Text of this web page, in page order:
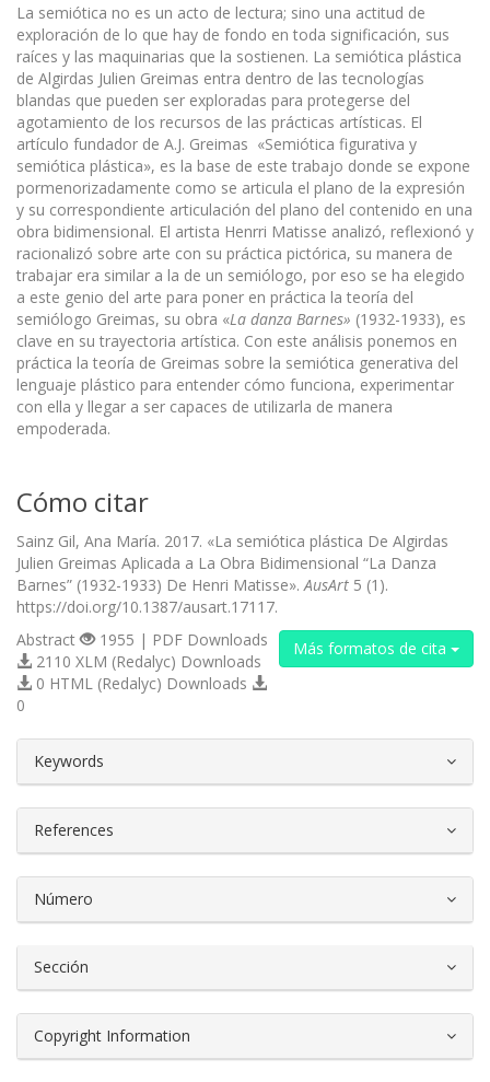
La semiótica no es un acto de lectura; sino una actitud de
exploración de lo que hay de fondo en toda significación, sus
raíces y las maquinarias que la sostienen. La semiótica plástica
de Algirdas Julien Greimas entra dentro de las tecnologías
blandas que pueden ser exploradas para protegerse del
agotamiento de los recursos de las prácticas artísticas. El
artículo fundador de A.J. Greimas «Semiótica figurativa y
semiótica plástica», es la base de este trabajo donde se expone
pormenorizadamente como se articula el plano de la expresión
y su correspondiente articulación del plano del contenido en una
obra bidimensional. El artista Henrri Matisse analizó, reflexionó y
racionalizó sobre arte con su práctica pictórica, su manera de
trabajar era similar a la de un semiólogo, por eso se ha elegido
a este genio del arte para poner en práctica la teoría del
semiólogo Greimas, su obra «La danza Barnes» (1932-1933), es
clave en su trayectoria artística. Con este análisis ponemos en
práctica la teoría de Greimas sobre la semiótica generativa del
lenguaje plástico para entender cómo funciona, experimentar
con ella y llegar a ser capaces de utilizarla de manera
empoderada.
Cómo citar
Sainz Gil, Ana María. 2017. «La semiótica plástica De Algirdas
Julien Greimas Aplicada a La Obra Bidimensional “La Danza
Barnes” (1932-1933) De Henri Matisse». AusArt 5 (1).
https://doi.org/10.1387/ausart.17117.
Más formatos de cita
Abstract
1955 | PDF Downloads
2110 XLM (Redalyc) Downloads
0 HTML (Redalyc) Downloads
0
Keywords
References
Número
Sección
Copyright Information